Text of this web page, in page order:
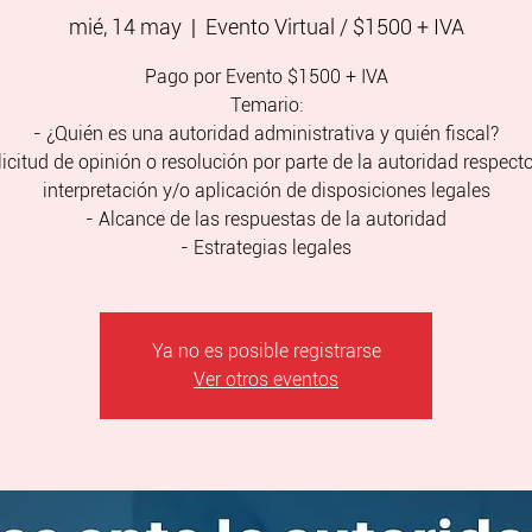
mié, 14 may
  |
Evento Virtual / $1500 + IVA
Pago por Evento $1500 + IVA
Temario:
- ¿Quién es una autoridad administrativa y quién fiscal?
de opinión o resolución por parte de la autoridad
interpretación y/o aplicación de disposiciones legales
- Alcance de las respuestas de la autoridad
- Estrategias legales
Ya no es posible registrarse
Ver otros eventos